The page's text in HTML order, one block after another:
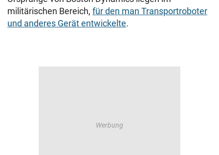
militärischen Bereich, für den man Transportroboter
und anderes Gerät entwickelte.